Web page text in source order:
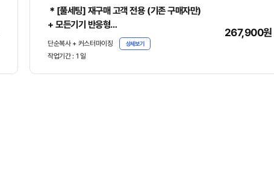
＊[풀세팅] 재구매 고객 전용 (기존 구매자만)
+ 모든기기 반응형
+ 원본파일, 매뉴얼 기본제공
단순복사 + 커스터마이징 상세보기
작업기간 : 1 일
267,900원